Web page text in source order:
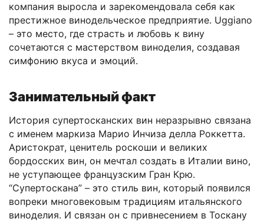
компания выросла и зарекомендовала себя как
престижное винодельческое предприятие. Uggiano
– это место, где страсть и любовь к вину
сочетаются с мастерством виноделия, создавая
симфонию вкуса и эмоций.
Занимательный факт
История супертосканских вин неразрывно связана
с именем маркиза Марио Инчиза делла Роккетта.
Аристократ, ценитель роскоши и великих
бордосских вин, он мечтал создать в Италии вино,
не уступающее французским Гран Крю.
“Супертоскана” – это стиль вин, который появился
вопреки многовековым традициям итальянского
виноделия. И связан он с привнесением в Тоскану